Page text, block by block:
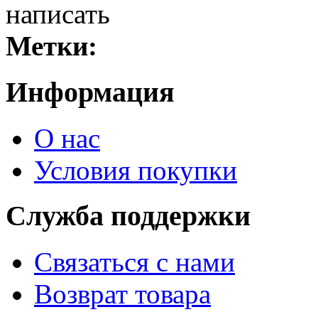
написать
Метки:
Информация
О нас
Условия покупки
Служба поддержки
Связаться с нами
Возврат товара